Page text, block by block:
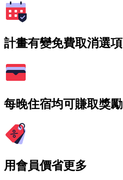
計畫有變免費取消選項
每晚住宿均可賺取獎勵
用會員價省更多